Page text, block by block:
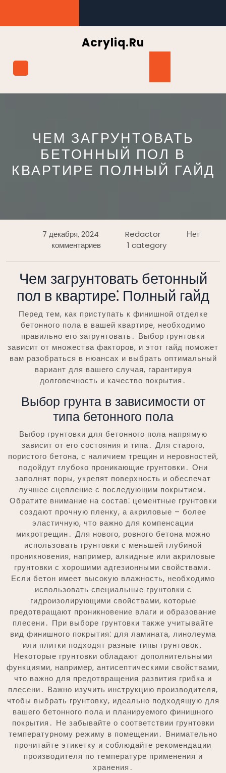
содержимому
Acryliq.ru
ЧЕМ ЗАГРУНТОВАТЬ
БЕТОННЫЙ ПОЛ В
КВАРТИРЕ ПОЛНЫЙ ГАЙД
7 декабря, 2024 Redactor
Нет
комментариев
1 category
Чем загрунтовать бетонный
пол в квартире⁚ Полный гайд
Перед тем, как приступать к финишной отделке
бетонного пола в вашей квартире, необходимо
правильно его загрунтовать․ Выбор грунтовки
зависит от множества факторов, и этот гайд поможет
вам разобраться в нюансах и выбрать оптимальный
вариант для вашего случая, гарантируя
долговечность и качество покрытия․
Выбор грунта в зависимости от
типа бетонного пола
Выбор грунтовки для бетонного пола напрямую
зависит от его состояния и типа․ Для старого,
пористого бетона, с наличием трещин и неровностей,
подойдут глубоко проникающие грунтовки․ Они
заполнят поры, укрепят поверхность и обеспечат
лучшее сцепление с последующим покрытием․
Обратите внимание на состав⁚ цементные грунтовки
создают прочную пленку, а акриловые – более
эластичную, что важно для компенсации
микротрещин․ Для нового, ровного бетона можно
использовать грунтовки с меньшей глубиной
проникновения, например, алкидные или акриловые
грунтовки с хорошими адгезионными свойствами․
Если бетон имеет высокую влажность, необходимо
использовать специальные грунтовки с
гидроизолирующими свойствами, которые
предотвращают проникновение влаги и образование
плесени․ При выборе грунтовки также учитывайте
вид финишного покрытия⁚ для ламината, линолеума
или плитки подходят разные типы грунтовок․
Некоторые грунтовки обладают дополнительными
функциями, например, антисептическими свойствами,
что важно для предотвращения развития грибка и
плесени․ Важно изучить инструкцию производителя,
чтобы выбрать грунтовку, идеально подходящую для
вашего бетонного пола и планируемого финишного
покрытия․ Не забывайте о соответствии грунтовки
температурному режиму в помещении․ Внимательно
прочитайте этикетку и соблюдайте рекомендации
производителя по температуре применения и
хранения․